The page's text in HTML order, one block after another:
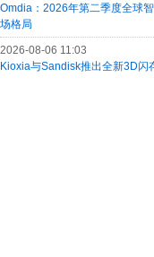
Omdia：2026年第二季度全球
场格局
2026-08-06 11:03
Kioxia与Sandisk推出全新3D闪